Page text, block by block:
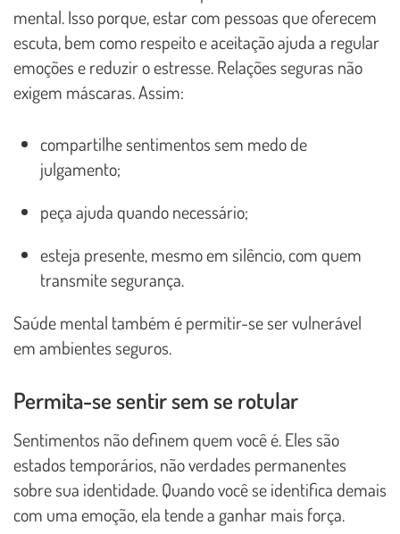
mental. Isso porque, estar com pessoas que oferecem
escuta, bem como respeito e aceitação ajuda a regular
emoções e reduzir o estresse. Relações seguras não
exigem máscaras. Assim:
compartilhe sentimentos sem medo de
julgamento;
peça ajuda quando necessário;
esteja presente, mesmo em silêncio, com quem
transmite segurança.
Saúde mental também é permitir-se ser vulnerável
em ambientes seguros.
Permita-se sentir sem se rotular
Sentimentos não definem quem você é. Eles são
estados temporários, não verdades permanentes
sobre sua identidade. Quando você se identifica demais
com uma emoção, ela tende a ganhar mais força.